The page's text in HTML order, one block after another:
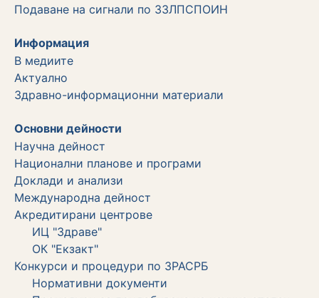
Подаване на сигнали по ЗЗЛПСПОИН
Информация
В медиите
Актуално
Здравно-информационни материали
Основни дейности
Научна дейност
Национални планове и програми
Доклади и анализи
Международна дейност
Акредитирани центрове
ИЦ "Здраве"
ОК "Екзакт"
Конкурси и процедури по ЗРАСРБ
Нормативни документи